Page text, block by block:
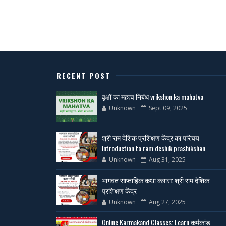
RECENT POST
वृक्षों का महत्व निबंध vrikshon ka mahatva
Unknown Sept 09, 2025
श्री राम देशिक प्रशिक्षण केंद्र का परिचय
Introduction to ram deshik prashikshan
Unknown Aug 31, 2025
भागवत साप्ताहिक कथा क्लास: श्री राम देशिक
प्रशिक्षण केंद्र
Unknown Aug 27, 2025
Online Karmakand Classes: Learn कर्मकांड